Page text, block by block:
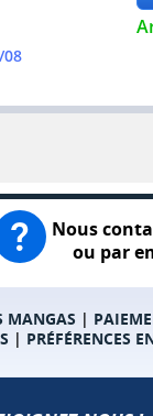
08
Nous
ou par
MANGAS |
| PRÉFÉRENCES